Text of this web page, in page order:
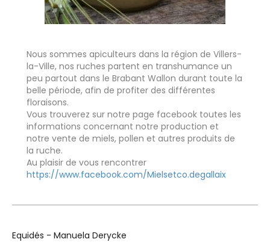
Nous sommes apiculteurs dans la région de Villers-
la-Ville, nos ruches partent en transhumance un
peu partout dans le Brabant Wallon durant toute la
belle période, afin de profiter des différentes
floraisons.
Vous trouverez sur notre page facebook toutes les
informations concernant notre production et
notre vente de miels, pollen et autres produits de
la ruche.
Au plaisir de vous rencontrer
https://www.facebook.com/Mielsetco.degallaix
Equidés - Manuela Derycke